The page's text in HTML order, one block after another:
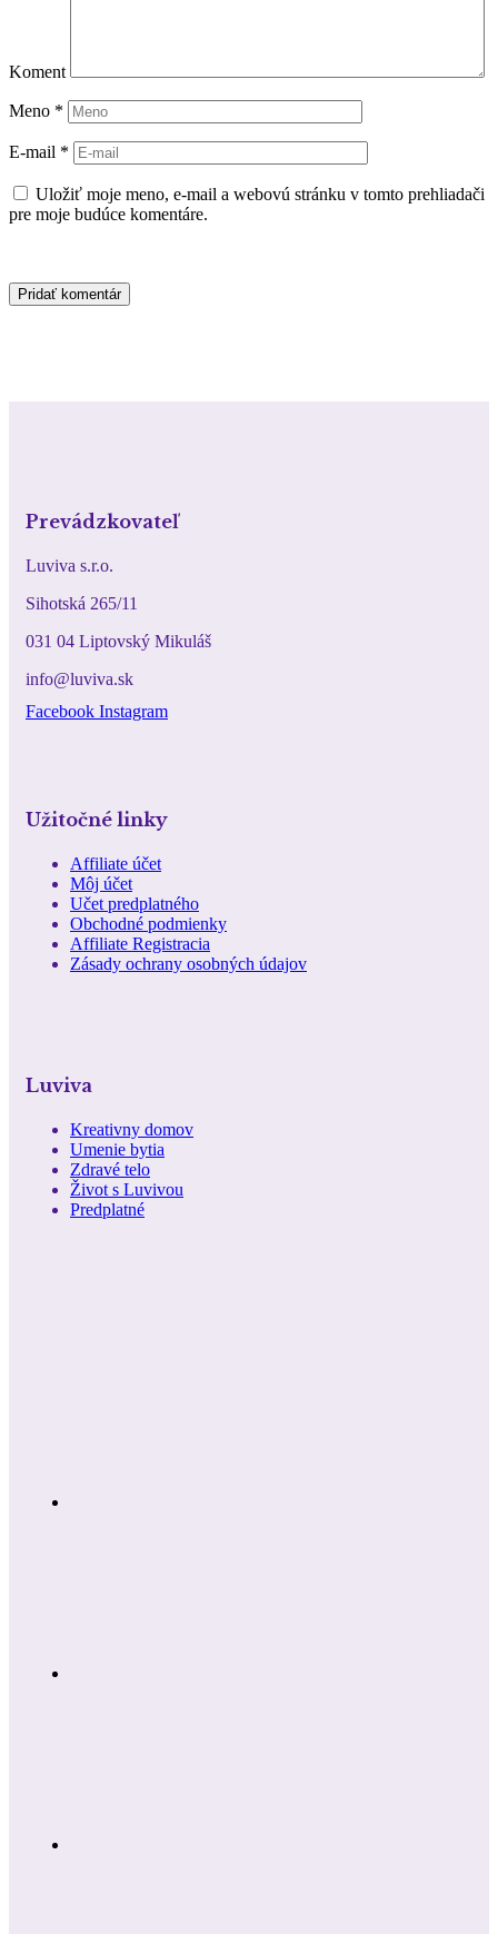
Koment
Meno *
E-mail *
Uložiť moje meno, e-mail a webovú stránku v tomto prehliadači
pre moje budúce komentáre.
Prevádzkovateľ
Luviva s.r.o.
Sihotská 265/11
031 04 Liptovský Mikuláš
info@luviva.sk
Facebook Instagram
Užitočné linky
Affiliate účet
Môj účet
Učet predplatného
Obchodné podmienky
Affiliate Registracia
Zásady ochrany osobných údajov
Luviva
Kreativny domov
Umenie bytia
Zdravé telo
Život s Luvivou
Predplatné